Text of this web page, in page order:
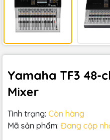
Yamaha TF3 48-
Mixer
Tình trạng: Còn hàng
Mã sản phẩm: Đang cập